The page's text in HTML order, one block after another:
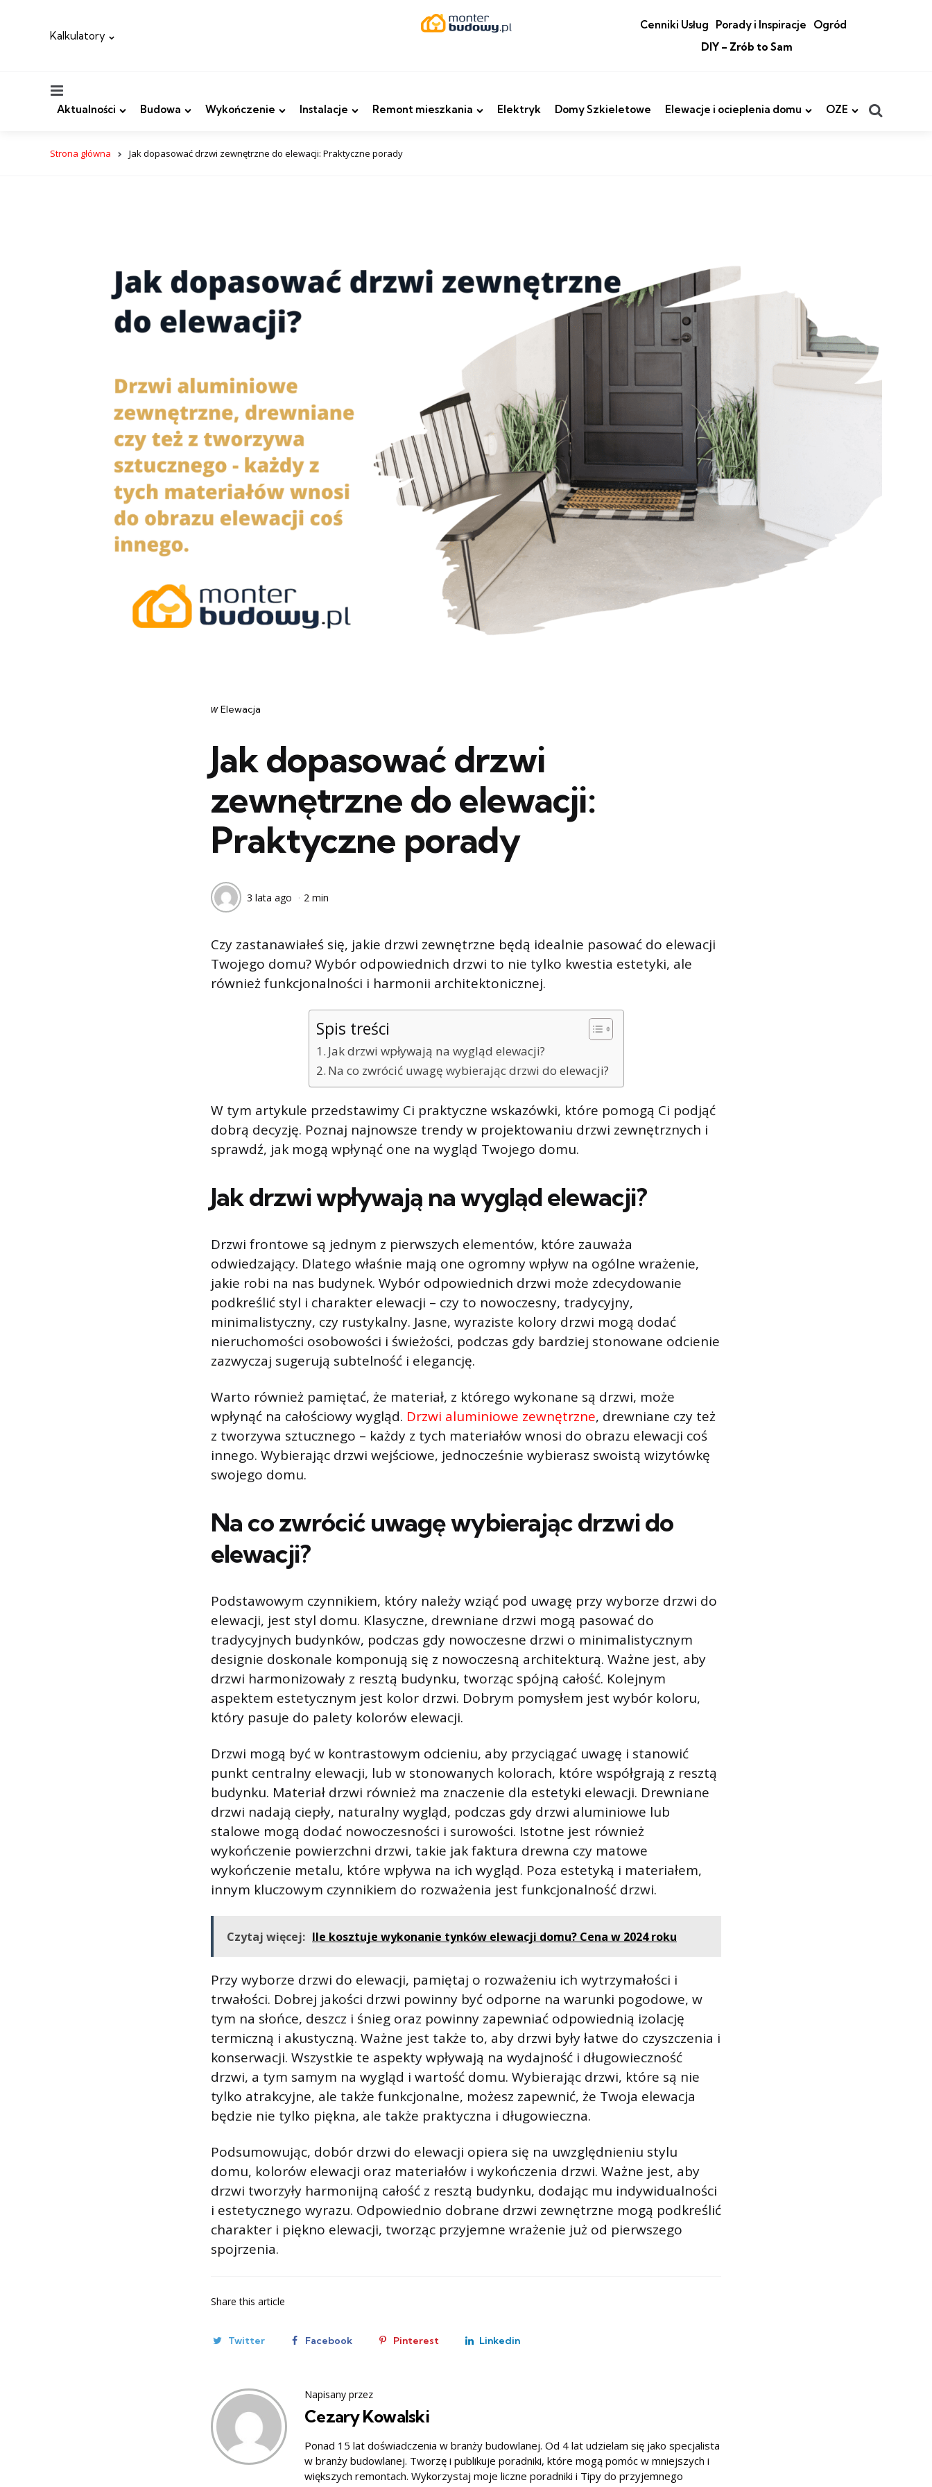
Kalkulatory
Cenniki Usług Porady i Inspiracje
Ogród
DIY – Zrób to Sam
Aktualności Budowa Wykończenie Instalacje Remont mieszkania Elektryk Domy Szkieletowe Elewacje i ocieplenia domu OZE
Strona główna Jak dopasować drzwi zewnętrzne do elewacji: Praktyczne porady
Categories
post
w Elewacja
Jak dopasować drzwi
zewnętrzne do elewacji:
Praktyczne porady
3 lata ago 2 min
Czy zastanawiałeś się, jakie drzwi zewnętrzne będą idealnie pasować do elewacji
Twojego domu? Wybór odpowiednich drzwi to nie tylko kwestia estetyki, ale
również funkcjonalności i harmonii architektonicznej.
Spis treści
Jak drzwi wpływają na wygląd elewacji?
Na co zwrócić uwagę wybierając drzwi do elewacji?
W tym artykule przedstawimy Ci praktyczne wskazówki, które pomogą Ci podjąć
dobrą decyzję. Poznaj najnowsze trendy w projektowaniu drzwi zewnętrznych i
sprawdź, jak mogą wpłynąć one na wygląd Twojego domu.
Jak drzwi wpływają na wygląd elewacji?
Drzwi frontowe są jednym z pierwszych elementów, które zauważa
odwiedzający. Dlatego właśnie mają one ogromny wpływ na ogólne wrażenie,
jakie robi na nas budynek. Wybór odpowiednich drzwi może zdecydowanie
podkreślić styl i charakter elewacji – czy to nowoczesny, tradycyjny,
minimalistyczny, czy rustykalny. Jasne, wyraziste kolory drzwi mogą dodać
nieruchomości osobowości i świeżości, podczas gdy bardziej stonowane odcienie
zazwyczaj sugerują subtelność i elegancję.
Warto również pamiętać, że materiał, z którego wykonane są drzwi, może
wpłynąć na całościowy wygląd. Drzwi aluminiowe zewnętrzne, drewniane czy też
z tworzywa sztucznego – każdy z tych materiałów wnosi do obrazu elewacji coś
innego. Wybierając drzwi wejściowe, jednocześnie wybierasz swoistą wizytówkę
swojego domu.
Na co zwrócić uwagę wybierając drzwi do
elewacji?
Podstawowym czynnikiem, który należy wziąć pod uwagę przy wyborze drzwi do
elewacji, jest styl domu. Klasyczne, drewniane drzwi mogą pasować do
tradycyjnych budynków, podczas gdy nowoczesne drzwi o minimalistycznym
designie doskonale komponują się z nowoczesną architekturą. Ważne jest, aby
drzwi harmonizowały z resztą budynku, tworząc spójną całość. Kolejnym
aspektem estetycznym jest kolor drzwi. Dobrym pomysłem jest wybór koloru,
który pasuje do palety kolorów elewacji.
Drzwi mogą być w kontrastowym odcieniu, aby przyciągać uwagę i stanowić
punkt centralny elewacji, lub w stonowanych kolorach, które współgrają z resztą
budynku. Materiał drzwi również ma znaczenie dla estetyki elewacji. Drewniane
drzwi nadają ciepły, naturalny wygląd, podczas gdy drzwi aluminiowe lub
stalowe mogą dodać nowoczesności i surowości. Istotne jest również
wykończenie powierzchni drzwi, takie jak faktura drewna czy matowe
wykończenie metalu, które wpływa na ich wygląd. Poza estetyką i materiałem,
innym kluczowym czynnikiem do rozważenia jest funkcjonalność drzwi.
Czytaj więcej: Ile kosztuje wykonanie tynków elewacji domu? Cena w 2024 roku
Przy wyborze drzwi do elewacji, pamiętaj o rozważeniu ich wytrzymałości i
trwałości. Dobrej jakości drzwi powinny być odporne na warunki pogodowe, w
tym na słońce, deszcz i śnieg oraz powinny zapewniać odpowiednią izolację
termiczną i akustyczną. Ważne jest także to, aby drzwi były łatwe do czyszczenia i
konserwacji. Wszystkie te aspekty wpływają na wydajność i długowieczność
drzwi, a tym samym na wygląd i wartość domu. Wybierając drzwi, które są nie
tylko atrakcyjne, ale także funkcjonalne, możesz zapewnić, że Twoja elewacja
będzie nie tylko piękna, ale także praktyczna i długowieczna.
Podsumowując, dobór drzwi do elewacji opiera się na uwzględnieniu stylu
domu, kolorów elewacji oraz materiałów i wykończenia drzwi. Ważne jest, aby
drzwi tworzyły harmonijną całość z resztą budynku, dodając mu indywidualności
i estetycznego wyrazu. Odpowiednio dobrane drzwi zewnętrzne mogą podkreślić
charakter i piękno elewacji, tworząc przyjemne wrażenie już od pierwszego
spojrzenia.
Share this article
Twitter Facebook Pinterest Linkedin
Napisany przez
Cezary Kowalski
Ponad 15 lat doświadczenia w branży budowlanej. Od 4 lat udzielam się jako specjalista
w branży budowlanej. Tworzę i publikuje poradniki, które mogą pomóc w mniejszych i
większych remontach. Wykorzystaj moje liczne poradniki i Tipy do przyjemnego